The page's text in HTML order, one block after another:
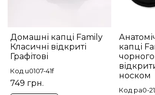
Домашні капці Family
Класичні відкриті
Графітові
Код u0107-41f
749 грн.
капці
чорного
носком
Код pa0-